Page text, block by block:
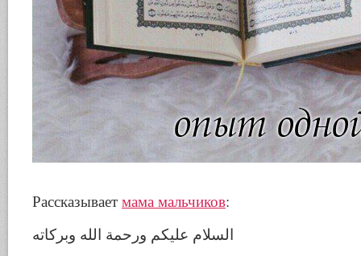
Рассказывает мама мальчиков:
السلام عليكم ورحمة الله وبركاته